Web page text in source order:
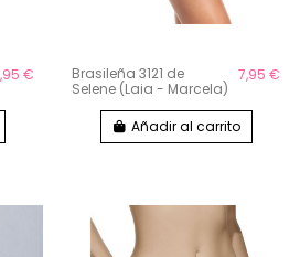
€
Brasileña 3121 de
Selene (Laia - Marcela)
7,95 €
Añadir al carrito